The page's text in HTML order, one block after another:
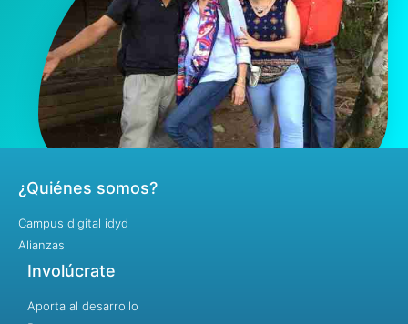
¿Quiénes somos?
Campus digital idyd
Alianzas
Involúcrate
Aporta al desarrollo